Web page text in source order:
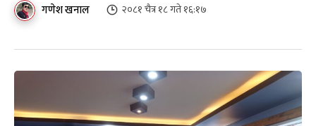
गणेश खनाल २०८१ चैत्र १८ गते १६:१७